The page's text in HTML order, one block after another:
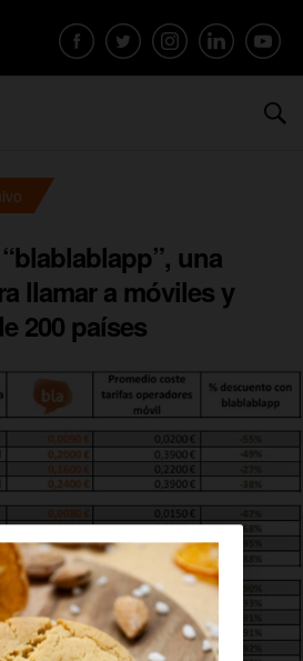
una
llamar a móviles y
200 países